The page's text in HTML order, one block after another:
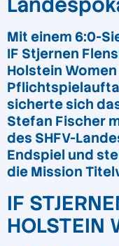
Mit einem 6:0-
IF Stjernen
Holstein
sicherte sich
Stefan Fischer
des SHFV-
Endspiel und
die Mission
IF
HOLSTEIN